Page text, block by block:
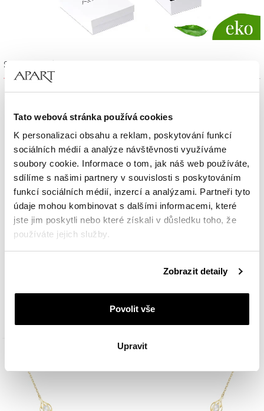
Tato webová stránka používá cookies
K personalizaci obsahu a reklam, poskytování funkcí
sociálních médií a analýze návštěvnosti využíváme
soubory cookie. Informace o tom, jak náš web používáte,
sdílíme s našimi partnery v souvislosti s poskytováním
funkcí sociálních médií, inzercí a analýzami. Partneři tyto
údaje mohou kombinovat s dalšími informacemi, které
jste jim poskytli nebo které získali v důsledku toho, že
používáte jejich služby.
Zásadách ochrany osobních údajů
Zobrazit detaily
Povolit vše
Upravit
Sada výrobků